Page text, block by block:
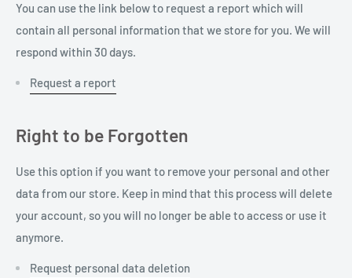
You can use the link below to request a report which will
contain all personal information that we store for you. We will
respond within 30 days.
Request a report
Right to be Forgotten
Use this option if you want to remove your personal and other
data from our store. Keep in mind that this process will delete
your account, so you will no longer be able to access or use it
anymore.
Request personal data deletion